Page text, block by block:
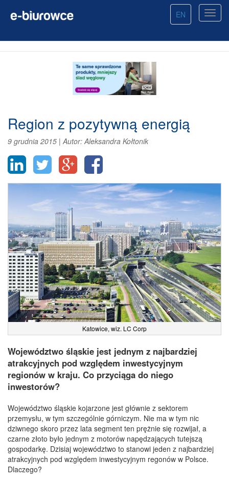
EN
Region z pozytywną energią
9 grudnia 2015 |Autor:Aleksandra Kołtonik
Katowice, wiz. LC Corp
Województwo śląskie jest jednym z najbardziej
atrakcyjnych pod względem inwestycyjnym
regionów w kraju. Co przyciąga do niego
inwestorów?
Województwo śląskie kojarzone jest głównie z sektorem
przemysłu, w tym szczególnie górniczym. Nie ma w tym nic
dziwnego skoro przez lata segment ten prężnie się rozwijał, a
czarne złoto było jednym z motorów napędzających tutejszą
gospodarkę. Dzisiaj województwo to stanowi jeden z najbardziej
atrakcyjnych pod względem inwestycyjnym regonów w Polsce.
Dlaczego?